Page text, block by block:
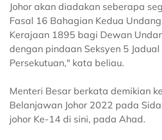
Johor akan diadakan seberapa
Fasal 16 Bahagian Kedua
Kerajaan 1895 bagi Dewan
dengan pindaan Seksyen 5
Persekutuan," kata beliau.
Menteri Besar berkata demikian
Belanjawan Johor 2022 pada
johor Ke-14 di sini, pada Ahad.